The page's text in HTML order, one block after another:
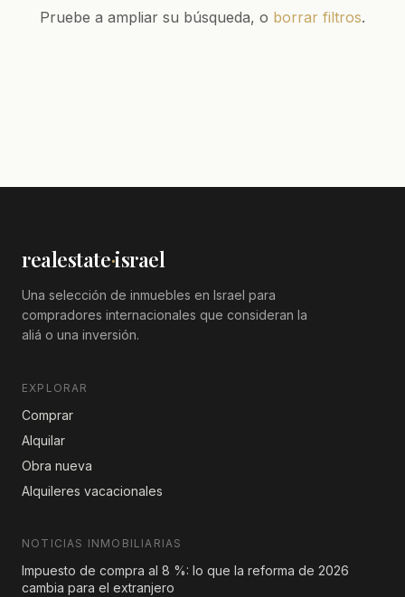
Pruebe a ampliar su búsqueda, o borrar filtros.
realestate·israel
Una selección de inmuebles en Israel para
compradores internacionales que consideran la
aliá o una inversión.
EXPLORAR
Comprar
Alquilar
Obra nueva
Alquileres vacacionales
NOTICIAS INMOBILIARIAS
Impuesto de compra al 8 %: lo que la reforma de 2026
cambia para el extranjero